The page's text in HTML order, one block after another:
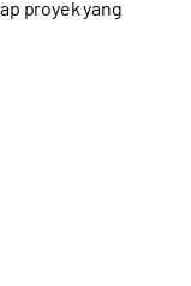
proyek yang